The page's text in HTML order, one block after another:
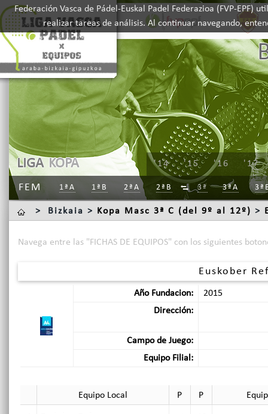
Federación Vasca de Pádel-Euskal Padel Federazioa (FVP-
realizar tareas de análisis. Al continuar navegando,
LIGA KOPA '17
'16
'15
'14
FEM 1ªA 1ªB 2ªA 2ªB  3ª 3ªA
> Bizkaia > Kopa Masc 3ª C (del 9º al 12º) >
Navega entre las "FICHAS DE EQUIPOS" con los siguientes
Euskober
Año Fundacion:
2015
Dirección:
Campo de Juego:
Equipo Filial:
Equipo Local P P